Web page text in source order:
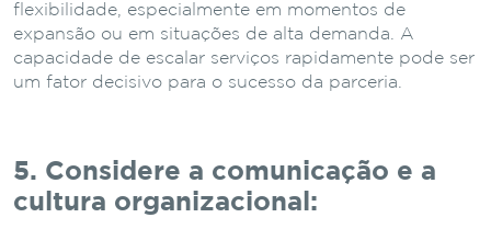
flexibilidade, especialmente em momentos de
expansão ou em situações de alta demanda. A
capacidade de escalar serviços rapidamente pode ser
um fator decisivo para o sucesso da parceria.
5. Considere a comunicação e a
cultura organizacional: